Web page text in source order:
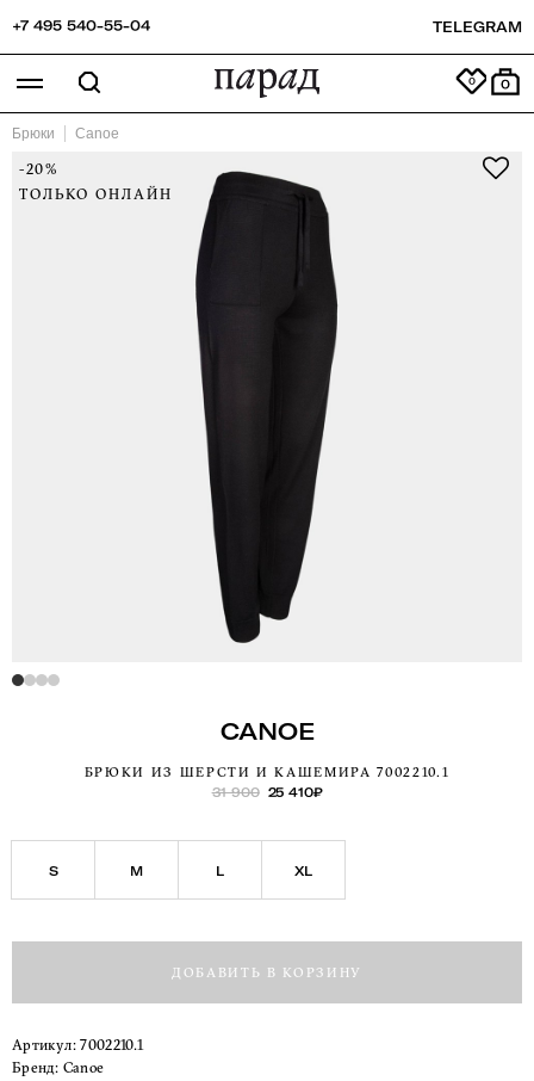
+7 495 540-55-04 TELEGRAM
0
Брюки Canoe
-20%
ТОЛЬКО ОНЛАЙН
CANOE
БРЮКИ ИЗ ШЕРСТИ И КАШЕМИРА 7002210.1
31 900 25 410₽
S M L XL
ДОБАВИТЬ В КОРЗИНУ
Артикул:7002210.1
Бренд:
Canoe